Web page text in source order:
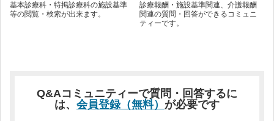
基本診療科・特掲診療科の施設基準
等の閲覧・検索が出来ます。
診療報酬・施設基準関連、介護報酬
関連の質問・回答ができるコミュニ
ティーです。
Q&Aコミュニティーで質問・回答するに
は、 会員登録（無料） が必要です